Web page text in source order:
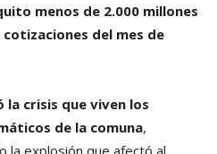
menos de 2.000 millones
del mes de
crisis que viven los
de la comuna,
la explosión que afectó al